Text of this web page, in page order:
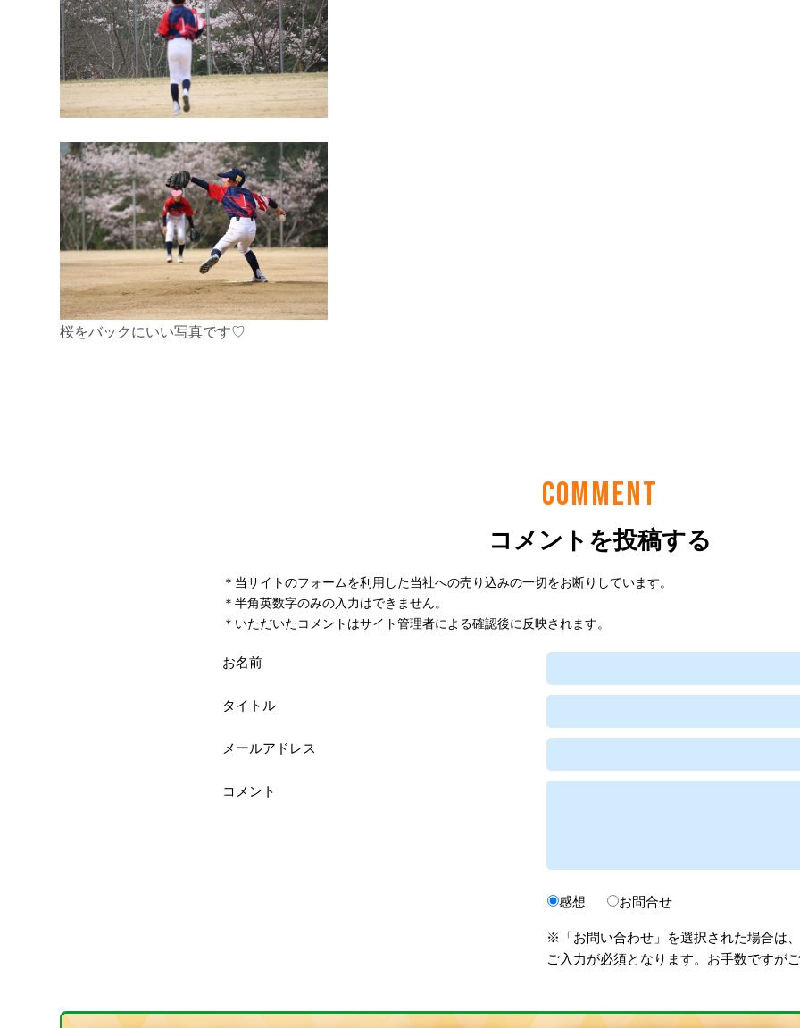
COMMENT
コメントを投稿する
＊当サイトのフォームを利用した当社への売り込みの一切をお断りしています。
＊半角英数字のみの入力はできません。
＊いただいたコメントはサイト管理者による確認後に反映されます。
お名前
タイトル
メールアドレス
コメント
感想 お問合せ
※「お問い合わせ」を選択された場合は
ご入力が必須となります。お手数ですが